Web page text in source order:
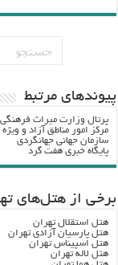
پيوندهاي مرتبط
پرتال وزارت ميراث
مرکز امور مناطق آزاد و
سازمان جهانی جهانگردی
پایگاه خبری هفت گرد
برخی از هتل‌های
هتل استقلال تهران
هتل پارسیان آزادی تهران
هتل اسپیناس تهران
هتل لاله تهران